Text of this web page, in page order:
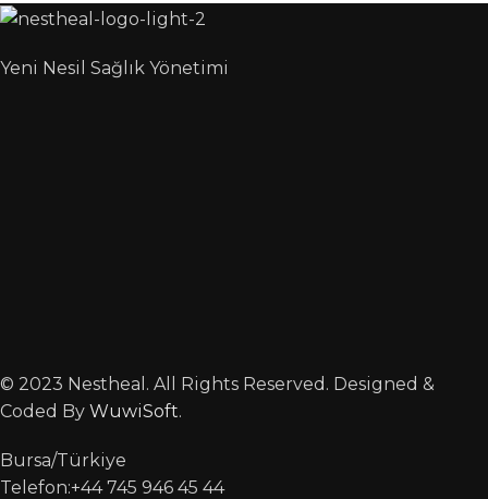
Yeni Nesil Sağlık Yönetimi
© 2023 Nestheal. All Rights Reserved. Designed &
Coded By WuwiSoft.
Bursa/Türkiye
Telefon:+44 745 946 45 44